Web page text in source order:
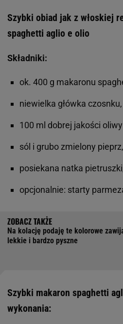
Szybki obiad jak z włoskiej
spaghetti aglio e olio
Składniki:
ok. 400 g makaronu
niewielka główka czosnku,
100 ml dobrej jakości
sól i grubo zmielony pieprz,
posiekana natka
opcjonalnie: starty
Na kolację podaję te kolorowe
lekkie i bardzo pyszne
Szybki makaron spaghetti
wykonania: